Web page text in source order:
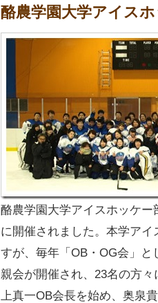
酪農学園大学アイス
酪農学園大学アイスホッケ
に開催されました。本学ア
すが、毎年「OB・OG会」
親会が開催され、23名の方
上真一OB会長を始め、奥泉